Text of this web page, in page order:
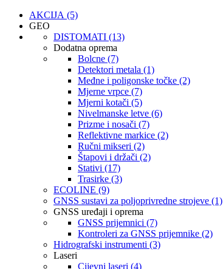
AKCIJA (5)
GEO
DISTOMATI (13)
Dodatna oprema
Bolcne (7)
Detektori metala (1)
Međne i poligonske točke (2)
Mjerne vrpce (7)
Mjerni kotači (5)
Nivelmanske letve (6)
Prizme i nosači (7)
Reflektivne markice (2)
Ručni mikseri (2)
Štapovi i držači (2)
Stativi (17)
Trasirke (3)
ECOLINE (9)
GNSS sustavi za poljoprivredne strojeve (1)
GNSS uređaji i oprema
GNSS prijemnici (7)
Kontroleri za GNSS prijemnike (2)
Hidrografski instrumenti (3)
Laseri
Cijevni laseri (4)